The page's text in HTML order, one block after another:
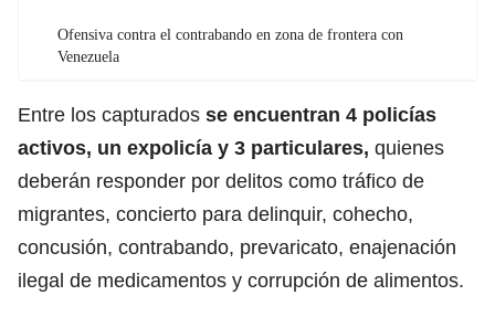
Ofensiva contra el contrabando en zona de frontera con
Venezuela
Entre los capturados se encuentran 4 policías
activos, un expolicía y 3 particulares, quienes
deberán responder por delitos como tráfico de
migrantes, concierto para delinquir, cohecho,
concusión, contrabando, prevaricato, enajenación
ilegal de medicamentos y corrupción de alimentos.